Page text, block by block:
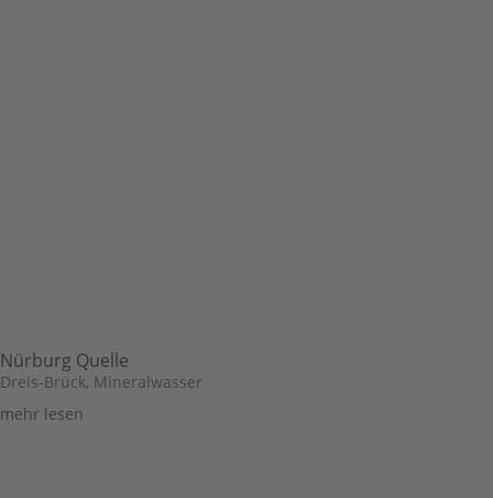
Nürburg Quelle
Dreis-Brück, Mineralwasser
mehr lesen